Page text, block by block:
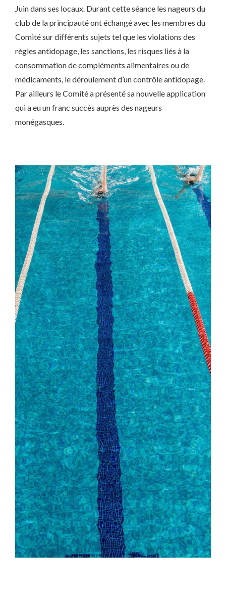
Juin dans ses locaux. Durant cette séance les nageurs du
club de la principauté ont échangé avec les membres du
Comité sur différents sujets tel que les violations des
règles antidopage, les sanctions, les risques liés à la
consommation de compléments alimentaires ou de
médicaments, le déroulement d’un contrôle antidopage.
Par ailleurs le Comité a présenté sa nouvelle application
qui a eu un franc succès auprès des nageurs
monégasques.